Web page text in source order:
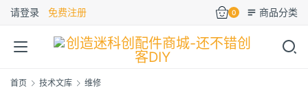
请登录 免费注册 0 商品分类
首页 技术文库 维修